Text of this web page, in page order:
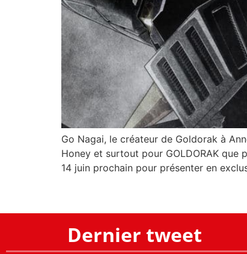
Go Nagai, le créateur de Goldorak à
Honey et surtout pour GOLDORAK que
14 juin prochain pour présenter en
Dernier tweet